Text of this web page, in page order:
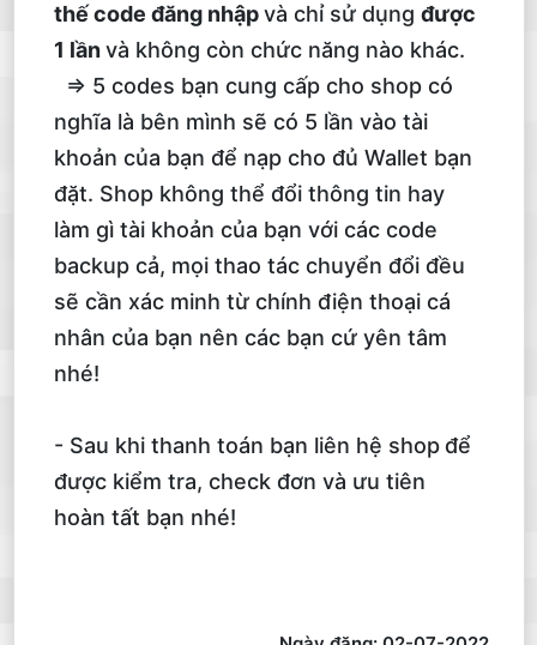
thế code đăng nhậpvà chỉ sử dụngđược
1 lầnvà không còn chức năng nào khác.
=> 5 codes bạn cung cấp cho shop có
nghĩa là bên mình sẽ có 5 lần vào tài
khoản của bạn để nạp cho đủ Wallet bạn
đặt. Shop không thể đổi thông tin hay
làm gì tài khoản của bạn với các code
backup cả, mọi thao tác chuyển đổi đều
sẽ cần xác minh từ chính điện thoại cá
nhân của bạn nên các bạn cứ yên tâm
nhé!
- Sau khi thanh toán bạn liên hệ shop để
được kiểm tra, check đơn và ưu tiên
hoàn tất bạn nhé!